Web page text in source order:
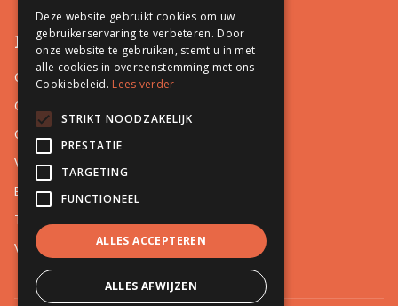
Pro Mediation
Contact
Over ons
Onze docenten
Video's
Blog
Tips
Vacatures
Deze website gebruikt cookies om uw
gebruikerservaring te verbeteren. Door
onze website te gebruiken, stemt u in met
alle cookies in overeenstemming met ons
Cookiebeleid. Lees verder
STRIKT NOODZAKELIJK
PRESTATIE
TARGETING
FUNCTIONEEL
ALLES ACCEPTEREN
ALLES AFWIJZEN